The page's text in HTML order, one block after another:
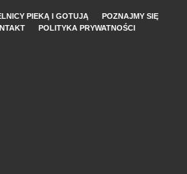
PIEKĄ I GOTUJĄ
POZNAJMY SIĘ
POLITYKA PRYWATNOŚCI